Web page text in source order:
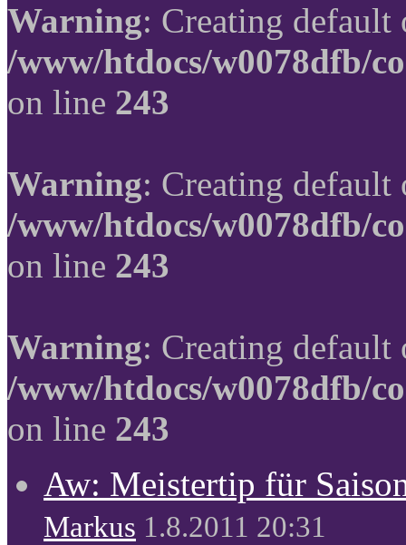
Warning: Creating
/www/htdocs/w0078dfb/
on line 243
Warning: Creating
/www/htdocs/w0078dfb/
on line 243
Warning: Creating
/www/htdocs/w0078dfb/
on line 243
Aw: Meistertip für
Markus 1.8.2011 20:31